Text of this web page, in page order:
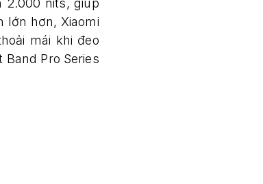
2.000 nits, giúp
lớn hơn, Xiaomi
mái khi đeo
Pro Series